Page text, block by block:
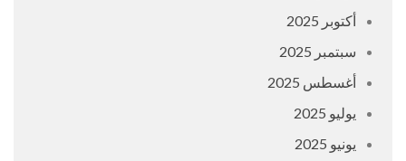
أكتوبر 2025
سبتمبر 2025
أغسطس 2025
يوليو 2025
يونيو 2025